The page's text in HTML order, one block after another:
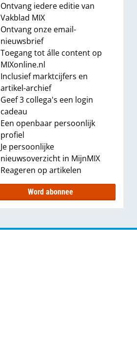
Ontvang iedere editie van
Vakblad MIX
Ontvang onze email-
nieuwsbrief
Toegang tot álle content op
MIXonline.nl
Inclusief marktcijfers en
artikel-archief
Geef 3 collega's een login
cadeau
Een openbaar persoonlijk
profiel
Je persoonlijke
nieuwsoverzicht in MijnMIX
Reageren op artikelen
Word abonnee